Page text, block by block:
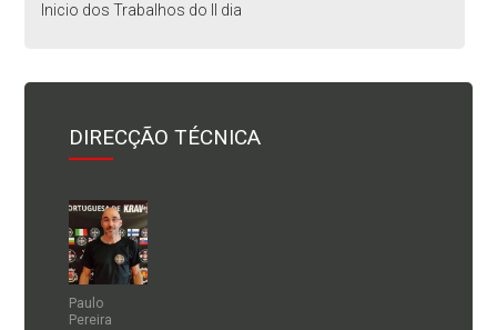
Inicio dos Trabalhos do II dia
DIRECÇÃO TÉCNICA
Paulo
Pereira